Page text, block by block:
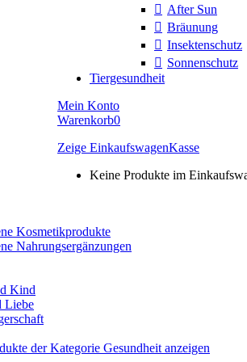
After Sun
Bräunung
Insektenschutz
Sonnenschutz
Tiergesundheit
Mein Konto
Warenkorb0
Zeige EinkaufswagenKasse
Keine Produkte im
Kosmetikprodukte
Nahrungsergänzungen
Kind
Liebe
der Kategorie Gesundheit anzeigen